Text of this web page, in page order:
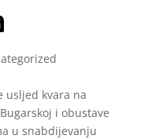
usljed kvara na
i obustave
u snabdijevanju